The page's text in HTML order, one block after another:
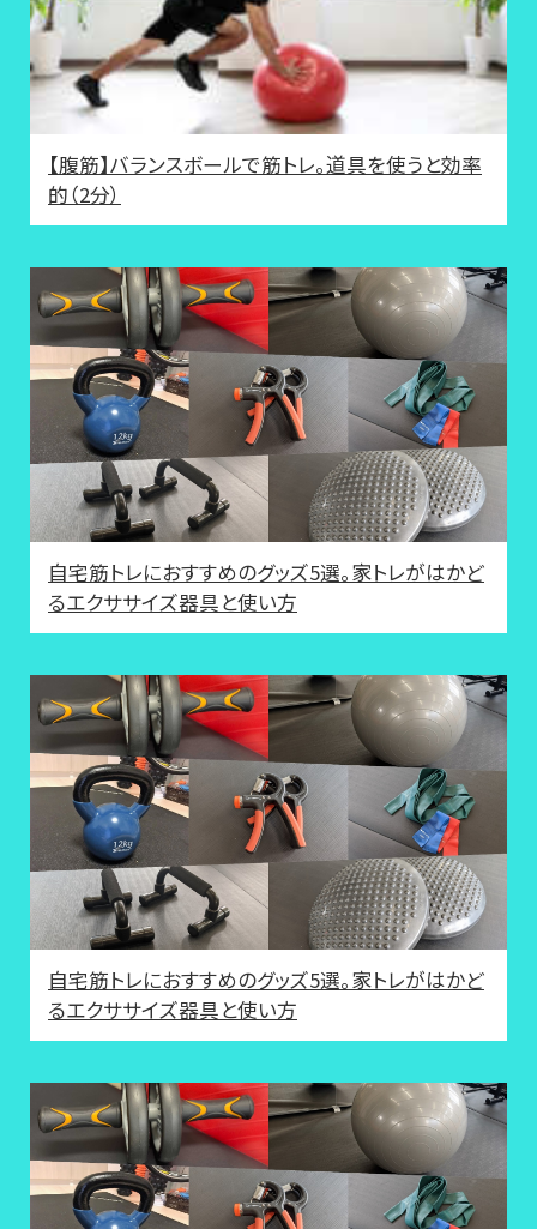
【腹筋】バランスボールで筋トレ。道具を使うと効率
的（2分）
自宅筋トレにおすすめのグッズ5選。家トレがはかど
るエクササイズ器具と使い方
自宅筋トレにおすすめのグッズ5選。家トレがはかど
るエクササイズ器具と使い方